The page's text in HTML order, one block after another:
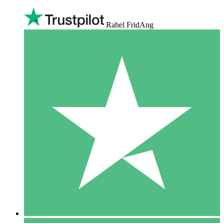
Rahel FridAng